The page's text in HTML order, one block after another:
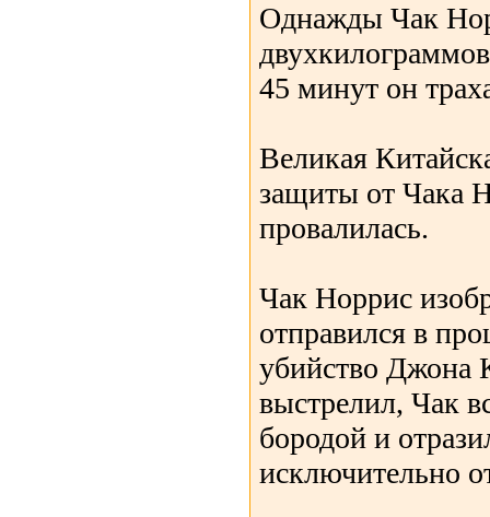
Однажды Чак
45 минут он
Великая
защиты от Чака
провалилась.
Чак Норрис
отправился в
убийство Джона
выстрелил, Чак
бородой и
исключительно